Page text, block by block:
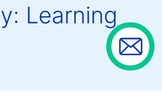
Learning